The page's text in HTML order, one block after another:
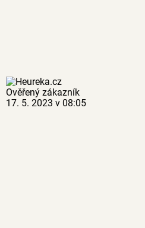
Ověřený zákazník
17. 5. 2023 v 08:05